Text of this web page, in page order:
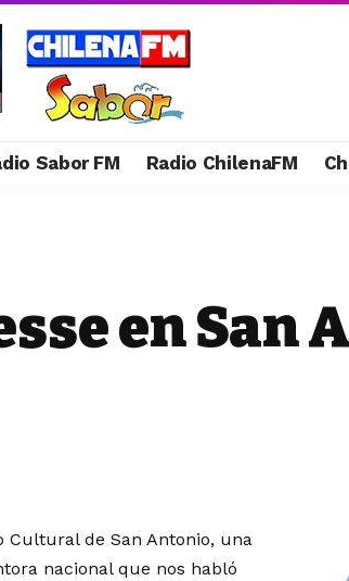
Sabor FM Radio ChilenaFM
en San
Cultural de San Antonio, una
nacional que nos habló